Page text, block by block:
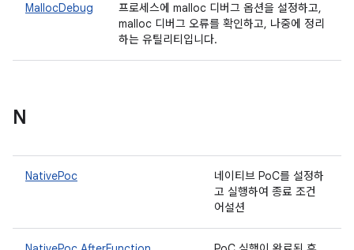
MallocDebug
프로세스에 malloc 디버그 옵션을 설정하고,
malloc 디버그 오류를 확인하고, 나중에 정리
하는 유틸리티입니다.
N
NativePoc
네이티브 PoC를 설정하
고 실행하여 종료 조건
어설션